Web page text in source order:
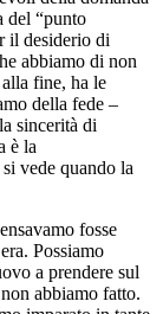
del “punto
il desiderio di
abbiamo di non
fine, ha le
della fede –
sincerità di
è la
vede quando la
fosse
Possiamo
a prendere sul
abbiamo fatto.